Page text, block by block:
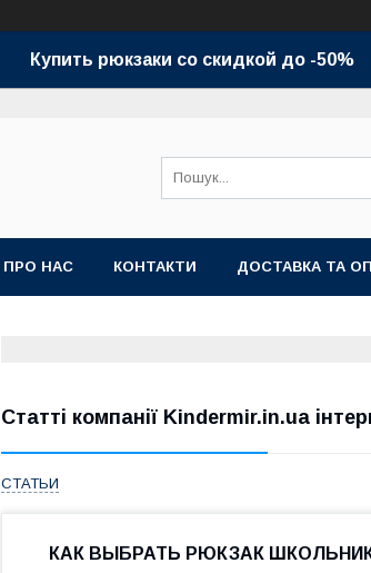
Купить рюкзаки со скидкой до -50%
ПРО НАС КОНТАКТИ ДОСТАВКА ТА
Статті компанії Kindermir.in.ua
СТАТЬИ
КАК ВЫБРАТЬ РЮКЗАК